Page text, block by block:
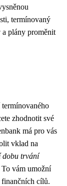
termínovaný
a plány proměnit
zhodnotit své
má pro vás
vklad na
dobu trvání
To vám umožní
finančních cílů.